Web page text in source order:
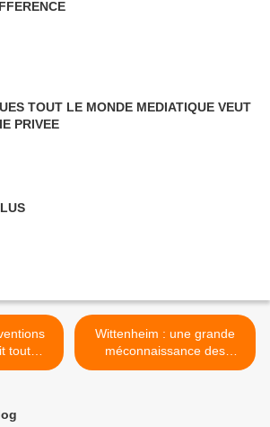
TOUT LE MONDE MEDIATIQUE VEUT
PRIVEE
tout
Wittenheim : une grande
méconnaissance des
dossiers communaux . >